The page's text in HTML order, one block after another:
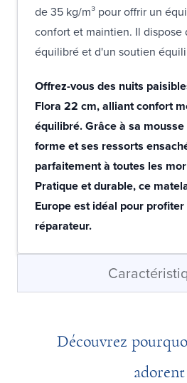
de 35 kg/m³ pour offrir un
confort et maintien. Il dispose
équilibré et d'un soutien
Offrez-vous des nuits
Flora 22 cm, alliant confort
équilibré. Grâce à sa
forme et ses ressorts
parfaitement à toutes les
Pratique et durable, ce
Europe est idéal pour
réparateur.
Découvrez
adorent